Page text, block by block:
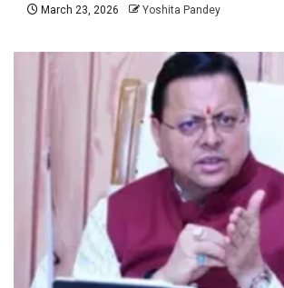
March 23, 2026 Yoshita Pandey